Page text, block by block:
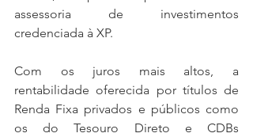
assessoria de investimentos
credenciada à XP.
Com os juros mais altos, a
rentabilidade oferecida por títulos de
Renda Fixa privados e públicos como
os do Tesouro Direto e CDBs